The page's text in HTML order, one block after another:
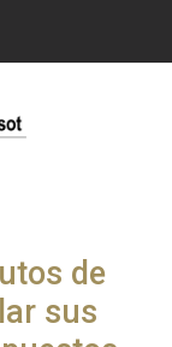
de
sus